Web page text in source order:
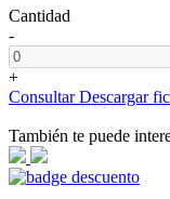
Cantidad
-
+
ConsultarDescargar
También te puede